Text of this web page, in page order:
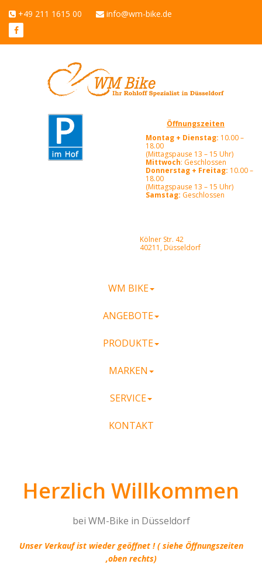
+49 211 1615 00 info@wm-bike.de
Öffnungszeiten
Montag + Dienstag: 10.00 –
18.00
(Mittagspause 13 – 15 Uhr)
Mittwoch: Geschlossen
Donnerstag + Freitag: 10.00 –
18.00
(Mittagspause 13 – 15 Uhr)
Samstag: Geschlossen
Kölner Str. 42
40211, Düsseldorf
WM BIKE
ANGEBOTE
PRODUKTE
MARKEN
SERVICE
KONTAKT
Herzlich Willkommen
bei WM-Bike in Düsseldorf
Unser Verkauf ist wieder geöffnet ! ( siehe Öffnungszeiten
,oben rechts)